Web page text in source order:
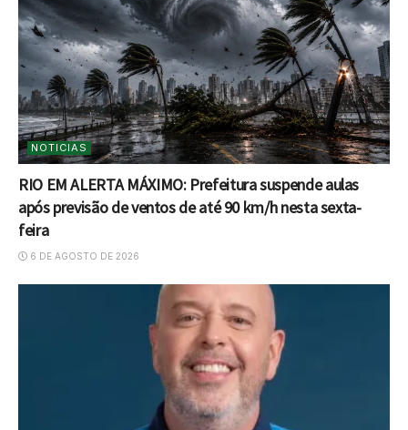
NOTICIAS
RIO EM ALERTA MÁXIMO: Prefeitura suspende aulas
após previsão de ventos de até 90 km/h nesta sexta-
feira
6 DE AGOSTO DE 2026